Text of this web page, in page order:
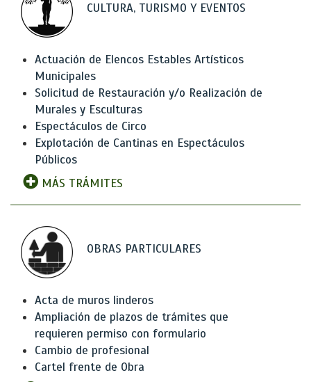
CULTURA, TURISMO Y EVENTOS
Actuación de Elencos Estables Artísticos
Municipales
Solicitud de Restauración y/o Realización de
Murales y Esculturas
Espectáculos de Circo
Explotación de Cantinas en Espectáculos
Públicos
MÁS TRÁMITES
OBRAS PARTICULARES
Acta de muros linderos
Ampliación de plazos de trámites que
requieren permiso con formulario
Cambio de profesional
Cartel frente de Obra